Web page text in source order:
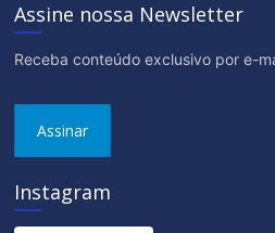
Assine nossa Newsletter
Receba conteúdo exclusivo por e-
Assinar
Instagram